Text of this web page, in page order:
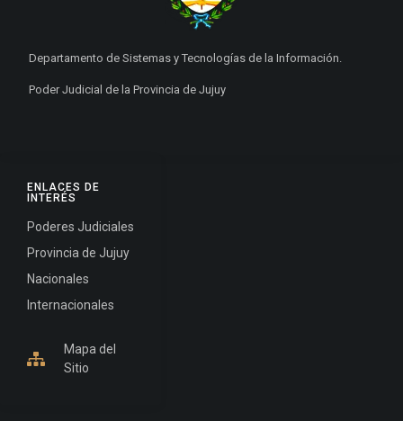
ENLACES DE
INTERÉS
Poderes Judiciales
Provincia de Jujuy
Nacionales
Internacionales
Mapa del
Sitio
Departamento de Sistemas y Tecnologías de la Información.
Poder Judicial de la Provincia de Jujuy